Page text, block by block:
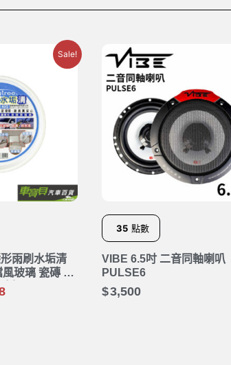
Sale!
雨刷水垢清
玻璃 瓷磚 水
35 點數
VIBE 6.5吋 二音同軸喇叭
PULSE6
3,500